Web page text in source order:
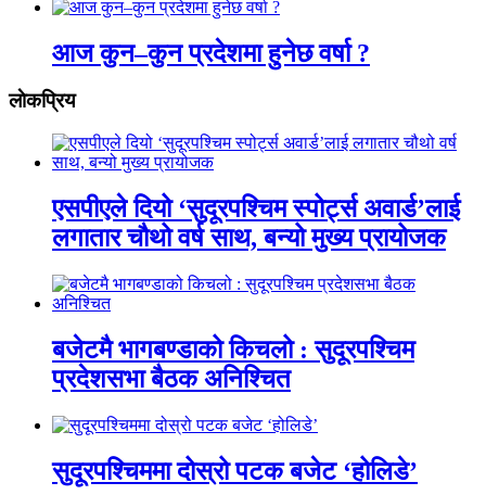
आज कुन–कुन प्रदेशमा हुनेछ वर्षा ?
लाेकप्रिय
एसपीएले दियो ‘सुदूरपश्चिम स्पोर्ट्स अवार्ड’लाई
लगातार चौथो वर्ष साथ, बन्यो मुख्य प्रायोजक
बजेटमै भागबण्डाको किचलो : सुदूरपश्चिम
प्रदेशसभा बैठक अनिश्चित
सुदूरपश्चिममा दोस्रो पटक बजेट ‘होलिडे’